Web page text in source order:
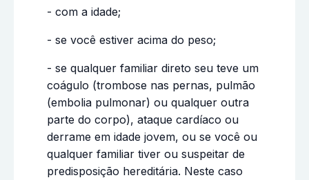
- com a idade;
- se você estiver acima do peso;
- se qualquer familiar direto seu teve um
coágulo (trombose nas pernas, pulmão
(embolia pulmonar) ou qualquer outra
parte do corpo), ataque cardíaco ou
derrame em idade jovem, ou se você ou
qualquer familiar tiver ou suspeitar de
predisposição hereditária. Neste caso